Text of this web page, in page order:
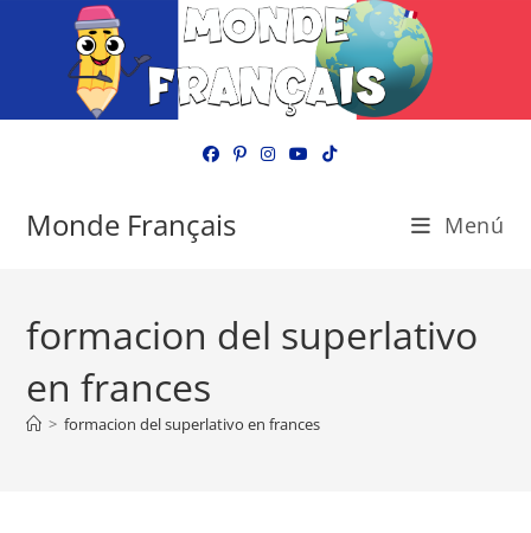
Monde Français Menú
formacion del superlativo
en frances
> formacion del superlativo en frances